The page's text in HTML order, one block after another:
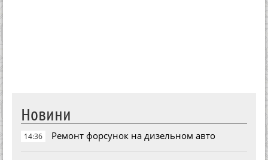
Новини
14:36 Ремонт форсунок на дизельном авто